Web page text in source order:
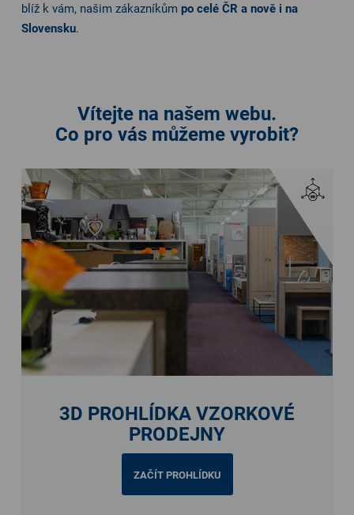
blíž k vám, našim zákazníkům po celé ČR a nově i na
Slovensku.
Vítejte na našem webu.
Co pro vás můžeme vyrobit?
3D PROHLÍDKA VZORKOVÉ
PRODEJNY
ZAČÍT PROHLÍDKU